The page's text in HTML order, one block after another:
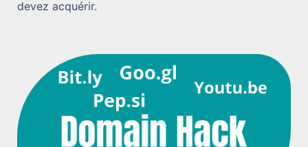
devez acquérir.